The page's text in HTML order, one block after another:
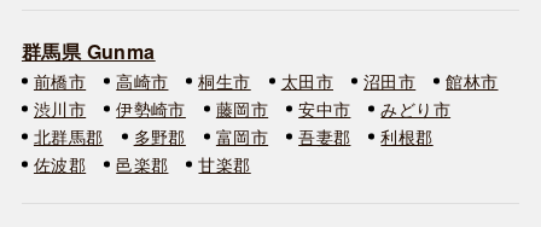
群馬県 Gunma
前橋市 高崎市 桐生市 太田市 沼田市
館林市
渋川市
伊勢崎市 藤岡市 安中市
みどり市
北群馬郡
多野郡 富岡市 吾妻郡
利根郡
佐波郡
邑楽郡 甘楽郡